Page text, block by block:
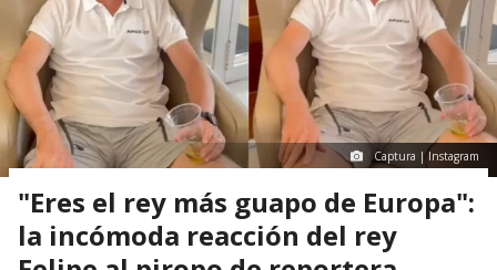
Captura | Instagram
"Eres el rey más guapo de Europa":
la incómoda reacción del rey